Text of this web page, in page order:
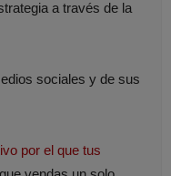
a través de la
sociales y de sus
por el que tus